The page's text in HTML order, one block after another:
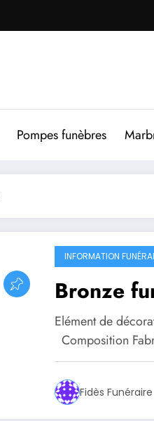
Pompes funèbres
INFORMATION
Bronze
Elément de
Composition
Fidès Funéraire